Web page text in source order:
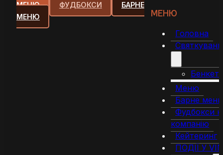
МЕНЮ
ФУДБОКСИ
БАРНЕ
МЕНЮ
МЕНЮ
Головна
Меню
Барне
Фудбокси
компанію
Кейтеринг
ПОДІЇ У